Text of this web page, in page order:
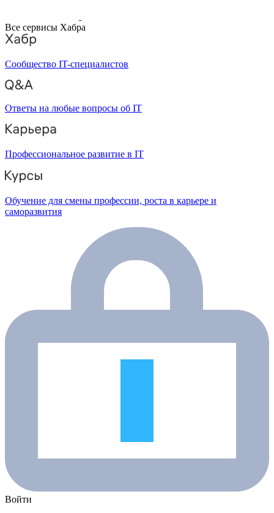
Все сервисы Хабра
Сообщество IT-специалистов
Ответы на любые вопросы об IT
Профессиональное развитие в IT
Обучение для смены профессии, роста в карьере и
саморазвития
Войти